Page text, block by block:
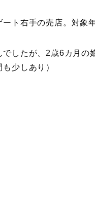
ト右手の売店。対象
したが、2歳6カ月の
少しあり）